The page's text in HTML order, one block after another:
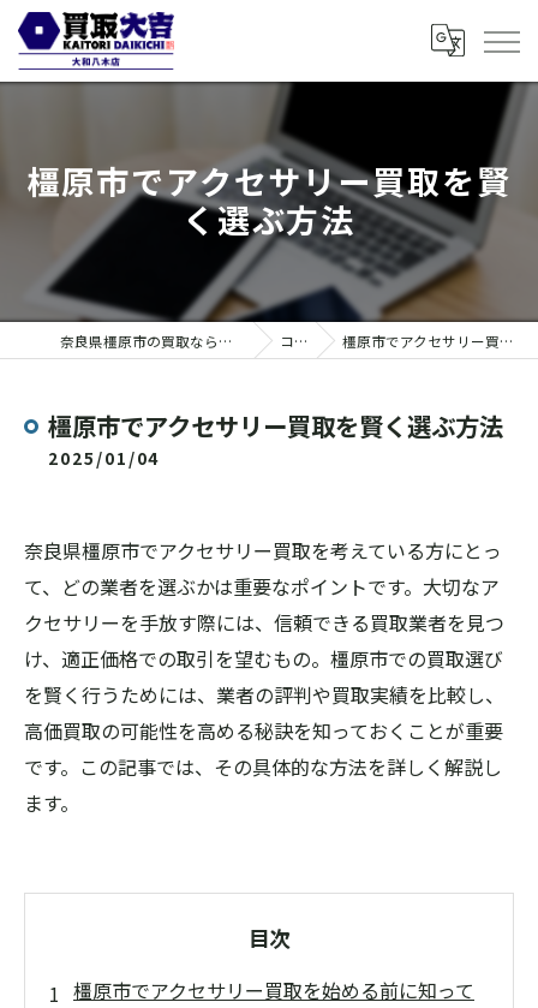
橿原市でアクセサリー買取を賢
く選ぶ方法
奈良県橿原市の買取なら買取大吉 大和八木店 コラム 橿原市でアクセサリー買取を賢く選ぶ方法
橿原市でアクセサリー買取を賢く選ぶ方法
2025/01/04
奈良県橿原市でアクセサリー買取を考えている方にとっ
て、どの業者を選ぶかは重要なポイントです。大切なア
クセサリーを手放す際には、信頼できる買取業者を見つ
け、適正価格での取引を望むもの。橿原市での買取選び
を賢く行うためには、業者の評判や買取実績を比較し、
高価買取の可能性を高める秘訣を知っておくことが重要
です。この記事では、その具体的な方法を詳しく解説し
ます。
目次
橿原市でアクセサリー買取を始める前に知って